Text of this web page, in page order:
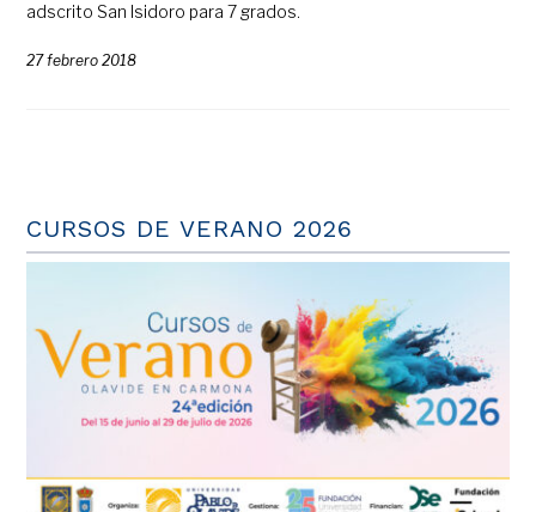
adscrito San Isidoro para 7 grados.
27 febrero 2018
CURSOS DE VERANO 2026